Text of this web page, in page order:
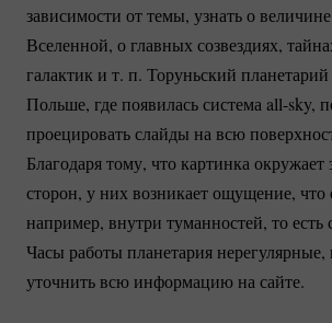
зависимости от темы, узнать о
Вселенной, о главных созвездиях,
галактик и т. п. Торуньский
Польше, где появилась система all-sky,
проецировать слайды на всю
Благодаря тому, что картинка окружает
сторон, у них возникает ощущение, что
например, внутри туманностей, то есть
Часы работы планетария
уточнить всю информацию на сайте.